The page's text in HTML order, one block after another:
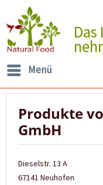
Menü
Produkte
GmbH
Dieselstr. 13 A
67141 Neuhofen